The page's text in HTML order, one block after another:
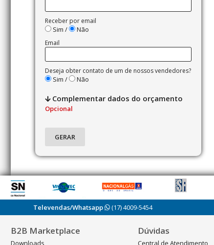
Receber por email
Sim / Não
Email
Deseja obter contato de um de nossos vendedores?
Sim / Não
Complementar dados do orçamento
Opcional
Televendas/Whatsapp (17) 4009-5454
B2B Marketplace
Downloads
Dúvidas
Central de Atendimento